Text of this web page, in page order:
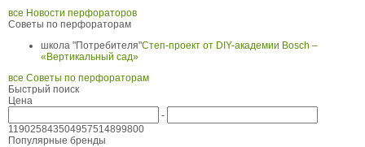
все Новости перфораторов
Советы по перфораторам
школа "Потребителя"Степ-проект от DIY-академии Bosch –
«Вертикальный сад»
все Советы по перфораторам
Быстрый поиск
Цена
-
119025843504957514899800
Популярные бренды